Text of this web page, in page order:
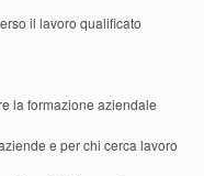
il lavoro qualificato
la formazione aziendale
e per chi cerca lavoro